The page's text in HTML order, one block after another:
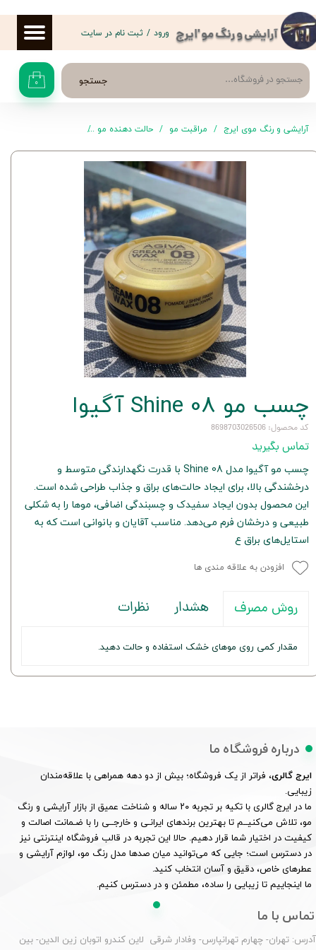
آرایشی و رنگ مو 'ایرج
جستجو ۰
ورود / ثبت نام در سایت
حساب کاربری من
تغییر گذر واژه
سفارشات
خروج از حساب کاربری
آرایشی و رنگ موی ایرج مراقبت مو حالت دهنده مو
چسب مو Shine 08 آگیوا
کد محصول: 8698703026506
تماس بگیرید
چسب مو آگیوا مدل Shine 08 با قدرت نگهدارندگی متوسط و
درخشندگی بالا، برای ایجاد حالت‌های براق و جذاب طراحی شده است.
این محصول بدون ایجاد سفیدک و چسبندگی اضافی، موها را به شکلی
طبیعی و درخشان فرم می‌دهد. مناسب آقایان و بانوانی است که به
استایل‌های براق ع
افزودن به علاقه مندی ها
روش مصرف هشدار نظرات
مقدار کمی روی موهای خشک استفاده و حالت دهید.
درباره فروشگاه ما
ایرج گالری، فراتر از یک فروشگاه؛ بیش از دو دهه همراهی با علاقه‌مندان
زیبایی.
ما در ایرج گالری با تکیه بر تجربه ۲۰ ساله و شناخت عمیق از بازار آرایشی و رنگ
مو، تلاش می‌کنیــم تا بهترین برندهای ایرانـی و خارجــی را با ضـمانت اصالت و
کیفیت در اختیار شما قرار دهیم. حالا این تجربه در قالب فروشگاه اینترنتی نیز
در دسترس است؛ جایی که می‌توانید میان صدها مدل رنگ مو، لوازم آرایشی و
عطرهای خاص، دقیق و آسان انتخاب کنید.
ما اینجاییم تا زیبایی را ساده، مطمئن و در دسترس کنیم.
تماس با ما
آدرس: تهران- چهارم تهرانپارس- وفادار شرقی لاین کندرو اتوبان زین الدین- بین